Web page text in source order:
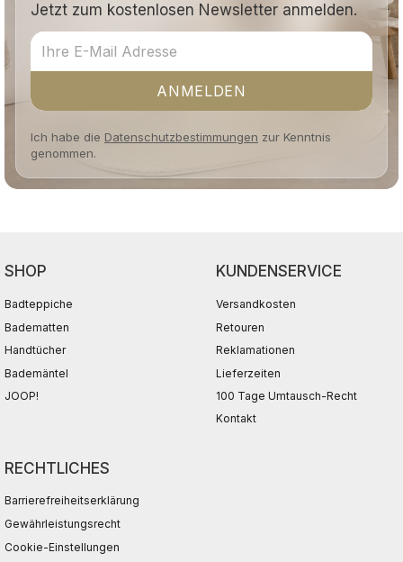
Jetzt zum kostenlosen Newsletter anmelden.
ANMELDEN
Ich habe die Datenschutzbestimmungen zur Kenntnis
genommen.
SHOP
Badteppiche
Badematten
Handtücher
Bademäntel
JOOP!
KUNDENSERVICE
Versandkosten
Retouren
Reklamationen
Lieferzeiten
100 Tage Umtausch-Recht
Kontakt
RECHTLICHES
Barrierefreiheitserklärung
Gewährleistungsrecht
Cookie-Einstellungen